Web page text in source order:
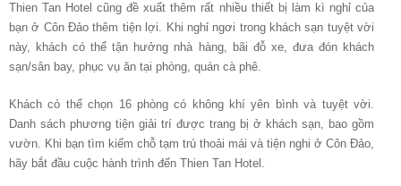
Thien Tan Hotel cũng đề xuất thêm rất nhiều thiết bị làm kì nghỉ của
bạn ở Côn Đảo thêm tiện lợi. Khi nghỉ ngơi trong khách sạn tuyệt vời
này, khách có thể tận hưởng nhà hàng, bãi đỗ xe, đưa đón khách
sạn/sân bay, phục vụ ăn tại phòng, quán cà phê.
Khách có thể chọn 16 phòng có không khí yên bình và tuyệt vời.
Danh sách phương tiện giải trí được trang bị ở khách sạn, bao gồm
vườn. Khi bạn tìm kiếm chỗ tạm trú thoải mái và tiện nghi ở Côn Đảo,
hãy bắt đầu cuộc hành trình đến Thien Tan Hotel.